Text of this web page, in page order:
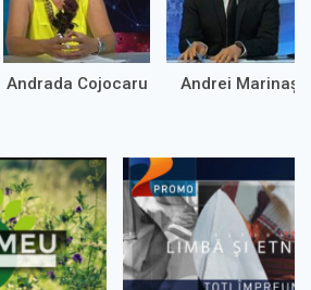
Andrada Cojocaru Andrei Marinaș